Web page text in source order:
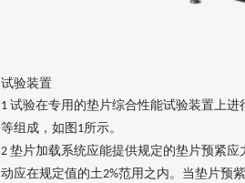
试验装置
1 试验在专用的垫片综合性能试验装置上
等组成，如图 1所示。
2 垫片加载系统应能提供规定的垫片预紧
动应在规定值的土2%范用之内。当垫片预